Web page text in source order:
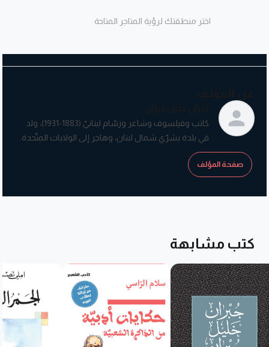
اختر منطقتك لرؤية المتاجر المتاحة
كاتب وفيلسوف وشاعر ورسّام لبنانيّ (1883-1931)، ولد
في بلدة بشرّي شمال لبنان، وهاجر إلى الولايات المتّحدة.
صفحة المؤلف
كتب مشابهة